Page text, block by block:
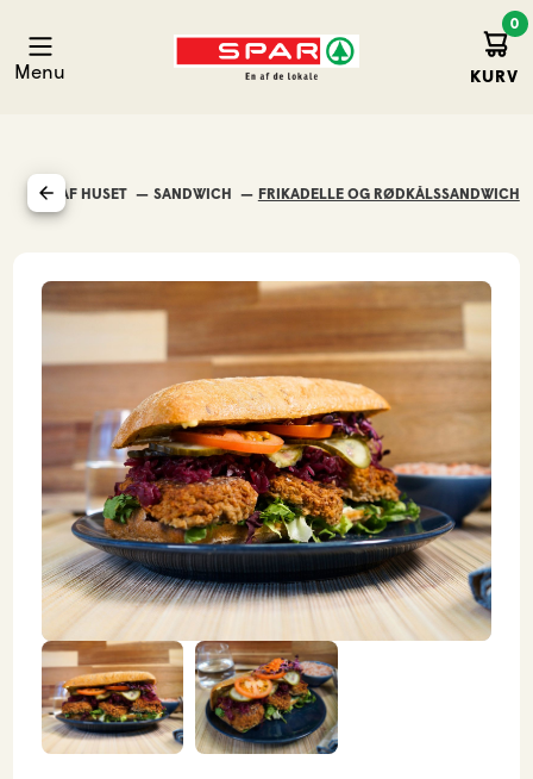
Menu Spar Hirtshals
Kurv
0
KURV
FRIKADELLE OG RØDKÅLSSANDWICH
MAD UD AF HUSET